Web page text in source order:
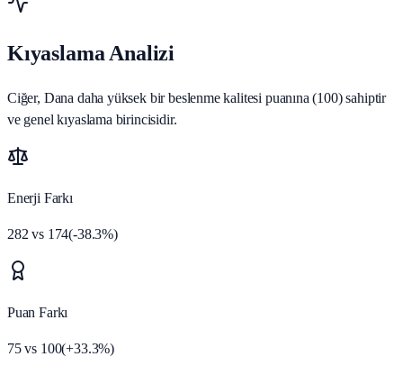
Kıyaslama Analizi
Ciğer, Dana daha yüksek bir beslenme kalitesi puanına (100) sahiptir
ve genel kıyaslama birincisidir.
Enerji Farkı
282 vs 174(-38.3%)
Puan Farkı
75vs 100(+33.3%)